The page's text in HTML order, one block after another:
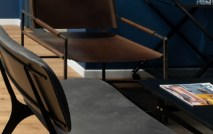
*יש להזין את המספר הטלפון הנייד שלך ונשלח לך קוד אימות